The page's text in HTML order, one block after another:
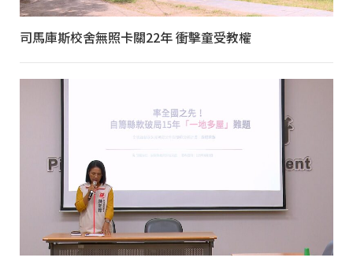
司馬庫斯校舍無照卡關22年 衝擊童受教權